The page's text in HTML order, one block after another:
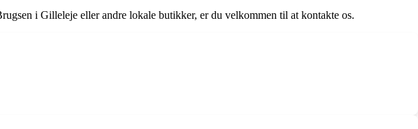
i Gilleleje eller andre lokale butikker, er du velkommen til at kontakte os.